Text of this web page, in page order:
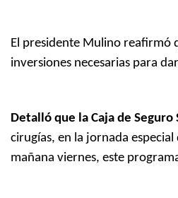
El presidente Mulino reafirmó
inversiones necesarias para
Detalló que la Caja de
cirugías, en la jornada
mañana viernes, este